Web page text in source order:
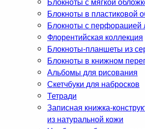
Блокноты в пластиковой
Блокноты с перфорацией
Флорентийская коллекция
Блокноты-планшеты из
Блокноты в книжном
Альбомы для рисования
Скетчбуки для набросков
Тетради
Записная книжка-
из натуральной кожи